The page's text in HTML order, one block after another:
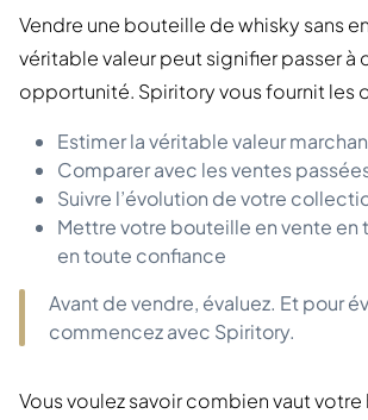
Vendre une bouteille de whisky sans
véritable valeur peut signifier passer à
opportunité. Spiritory vous fournit les
Estimer la véritable valeur
Comparer avec les ventes
Suivre l’évolution de votre
Mettre votre bouteille en vente en
en toute confiance
Avant de vendre, évaluez. Et pour
commencez avec Spiritory.
Vous voulez savoir combien vaut